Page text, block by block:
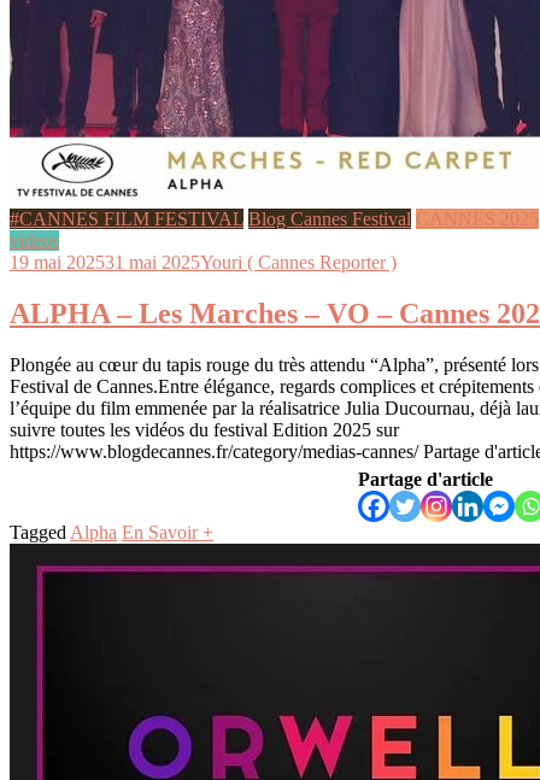
#CANNES FILM FESTIVAL Blog Cannes Festival CANNES 2025
videos
19 mai 202531 mai 2025Youri ( Cannes Reporter )
ALPHA – Les Marches – VO – Cannes
Plongée au cœur du tapis rouge du très attendu “Alpha”, présenté
Festival de Cannes.Entre élégance, regards complices et
l’équipe du film emmenée par la réalisatrice Julia Ducournau, déjà
suivre toutes les vidéos du festival Edition 2025 sur
https://www.blogdecannes.fr/category/medias-cannes/ Partage
Partage d'article
Tagged Alpha En Savoir +